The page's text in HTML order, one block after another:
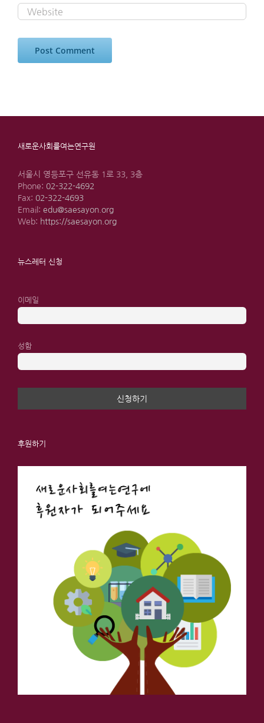
새로운사회를여는연구원
서울시 영등포구 선유동 1로 33, 3층
Phone: 02-322-4692
Fax: 02-322-4693
Email: edu@saesayon.org
Web: https://saesayon.org
뉴스레터 신청
이메일
성함
후원하기